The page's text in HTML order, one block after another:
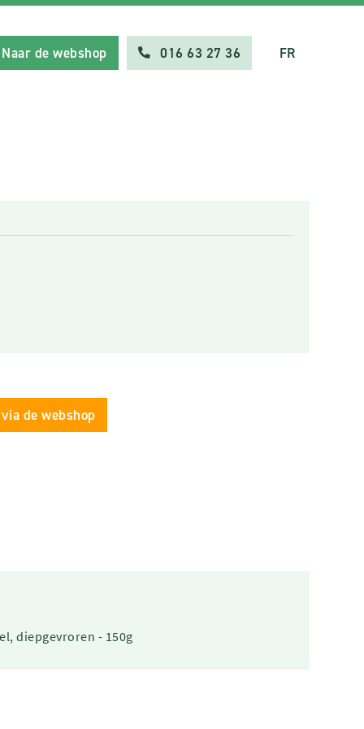
Naar de webshop 016 63 27 36 FR
de webshop
diepgevroren - 150g